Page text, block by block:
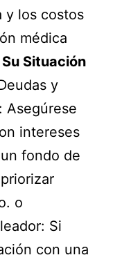
y los costos
médica
Su Situación
y
Asegúrese
intereses
fondo de
o
Si
con una